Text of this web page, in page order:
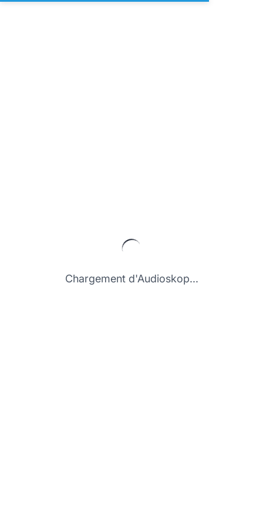
Chargement d'Audioskop...